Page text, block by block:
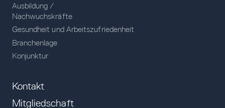
Ausbildung /
Nachwuchskräfte
Gesundheit und Arbeitszufriedenheit
Branchenlage
Konjunktur
Kontakt
Mitgliedschaft